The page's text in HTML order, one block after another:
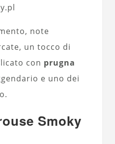
note
un tocco di
con prugna
e uno dei
Smoky